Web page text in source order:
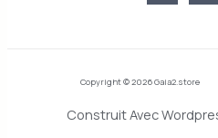
Copyright © 2026 Gaia2.store
Construit Avec